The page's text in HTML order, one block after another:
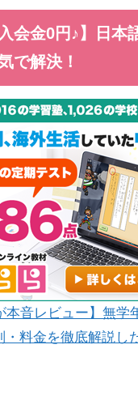
会金0円♪】日本
で解決！
本音レビュー】無学
・料金を徹底解説し